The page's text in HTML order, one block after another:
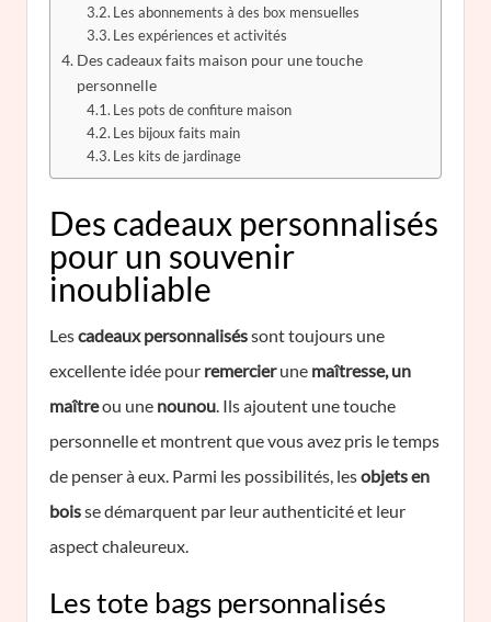
Les abonnements à des box mensuelles
Les expériences et activités
Des cadeaux faits maison pour une touche
personnelle
Les pots de confiture maison
Les bijoux faits main
Les kits de jardinage
Des cadeaux personnalisés
pour un souvenir
inoubliable
Lescadeaux personnaliséssont toujours une
excellente idée pour remercierune maîtresse, un
maîtreou une nounou. Ils ajoutent une touche
personnelle et montrent que vous avez pris le temps
de penser à eux. Parmi les possibilités, lesobjets en
boisse démarquent par leur authenticité et leur
aspect chaleureux.
Les tote bags personnalisés